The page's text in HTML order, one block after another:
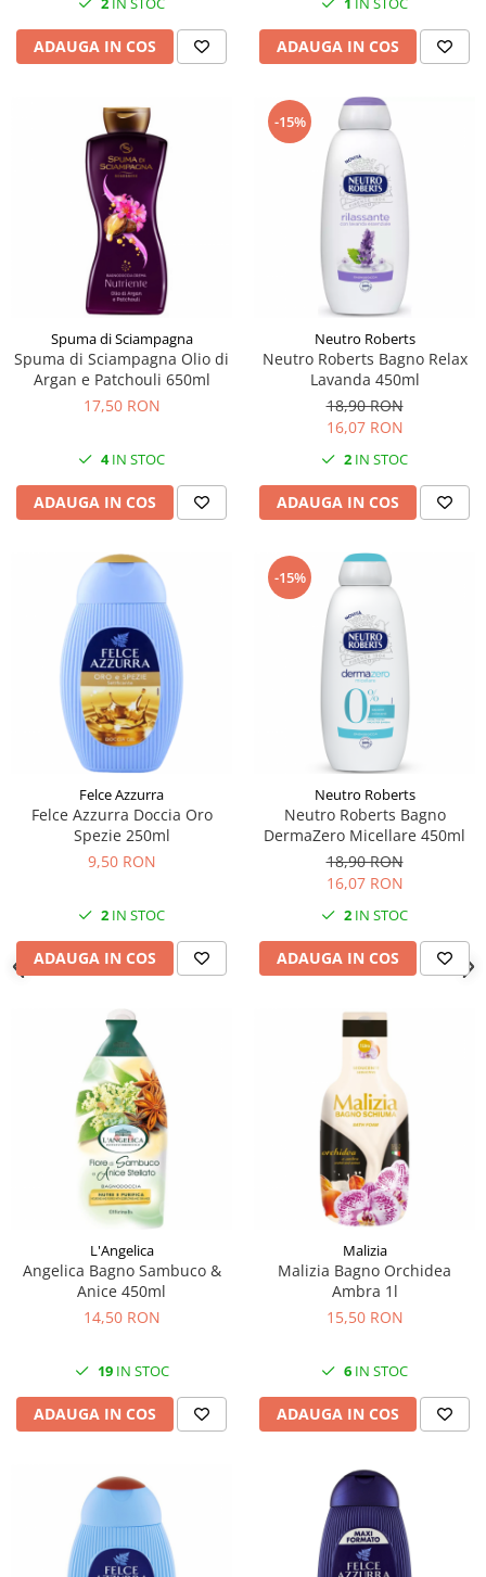
ADAUGA IN COS ADAUGA IN COS
Spuma di Sciampagna
Spuma di Sciampagna Olio di
Argan e Patchouli 650ml
17,50 RON
4IN STOC
ADAUGA IN COS
-15%
Neutro Roberts
Neutro Roberts Bagno Relax
Lavanda 450ml
18,90 RON
16,07 RON
2 IN STOC
ADAUGA IN COS
Felce Azzurra
Felce Azzurra Doccia Oro
Spezie 250ml
9,50 RON
2 IN STOC
ADAUGA IN COS
-15%
Neutro Roberts
Neutro Roberts Bagno
DermaZero Micellare 450ml
18,90 RON
16,07 RON
2 IN STOC
ADAUGA IN COS
L'Angelica
Angelica Bagno Sambuco &
Anice 450ml
14,50 RON
19IN STOC
ADAUGA IN COS
Malizia
Malizia Bagno Orchidea
Ambra 1l
15,50 RON
6 IN STOC
ADAUGA IN COS